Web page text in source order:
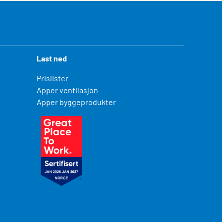
Last ned
Prislister
Apper ventilasjon
Apper byggeprodukter